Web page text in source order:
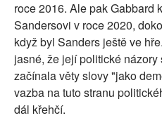
roce 2016. Ale pak Gabbard
Sandersovi v roce 2020,
když byl Sanders ještě ve
jasné, že její politické
začínala věty slovy "jako
vazba na tuto stranu
dál křehčí.